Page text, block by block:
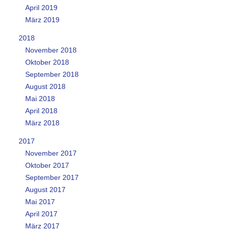
April 2019
März 2019
2018
November 2018
Oktober 2018
September 2018
August 2018
Mai 2018
April 2018
März 2018
2017
November 2017
Oktober 2017
September 2017
August 2017
Mai 2017
April 2017
März 2017